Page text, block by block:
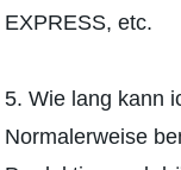
EXPRESS, etc.
5. Wie lang kann
Normalerweise